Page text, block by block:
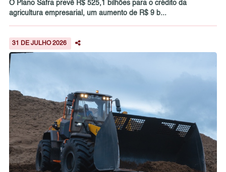
O Plano Safra prevê R$ 525,1 bilhões para o crédito da
agricultura empresarial, um aumento de R$ 9 b...
31 DE JULHO 2026